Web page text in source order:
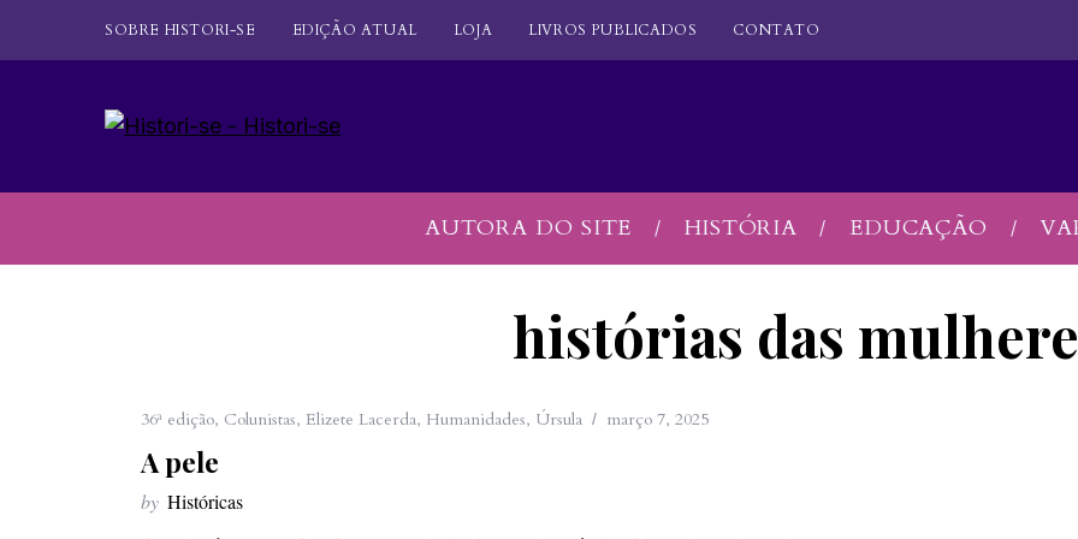
SOBRE HISTORI-SE EDIÇÃO ATUAL LOJA LIVROS PUBLICADOS CONTATO
AUTORA DO SITE HISTÓRIA EDUCAÇÃO
histórias das
36ª edição, Colunistas, Elizete Lacerda, Humanidades, Úrsula março 7, 2025
A pele
by Históricas